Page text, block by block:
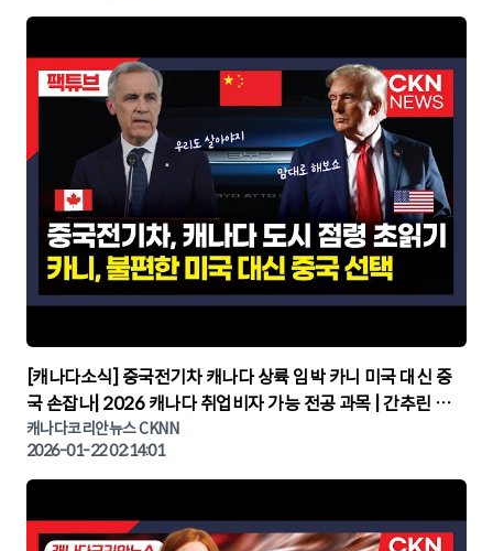
▶
[캐나다소식] 중국전기차 캐나다 상륙 임박 카니 미국 대신 중
국 손잡나| 2026 캐나다 취업비자 가능 전공 과목 | 간추린 캐
나다뉴스 | CKNNEWS, 캐나다코리안뉴스
캐나다코리안뉴스 CKNN
2026-01-22 02:14:01